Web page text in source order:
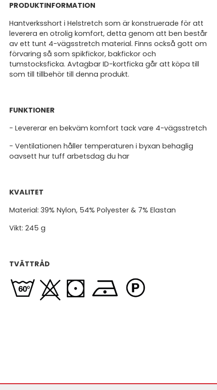
PRODUKTINFORMATION
Hantverksshort i Helstretch som är konstruerade för att
leverera en otrolig komfort, detta genom att ben består
av ett tunt 4-vägsstretch material. Finns också gott om
förvaring så som spikfickor, bakfickor och
tumstocksficka. Avtagbar ID-kortficka går att köpa till
som till tillbehör till denna produkt.
FUNKTIONER
- Levererar en bekväm komfort tack vare 4-vägsstretch
- Ventilationen håller temperaturen i byxan behaglig
oavsett hur tuff arbetsdag du har
KVALITET
Material: 39% Nylon, 54% Polyester & 7% Elastan
Vikt: 245 g
TVÄTTRÅD